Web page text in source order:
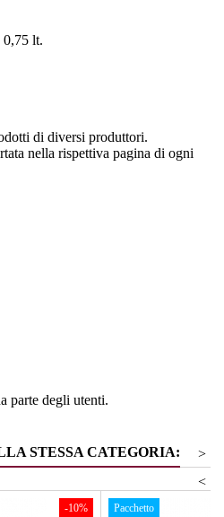
lt.
di diversi produttori.
nella rispettiva pagina di ogni
parte degli utenti.
STESSA CATEGORIA:
>
<
-10% Pacchetto